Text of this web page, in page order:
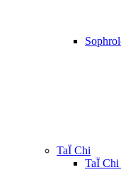
TaÏ Chi
TaÏ Chi